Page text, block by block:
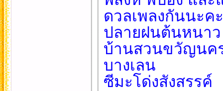
ดวลเพลงกันนะคะ
ปลายฝนต้นหนาว
บ้านสวนขวัญนค
บางเลน
ซีมะโด่งสังสรรค์